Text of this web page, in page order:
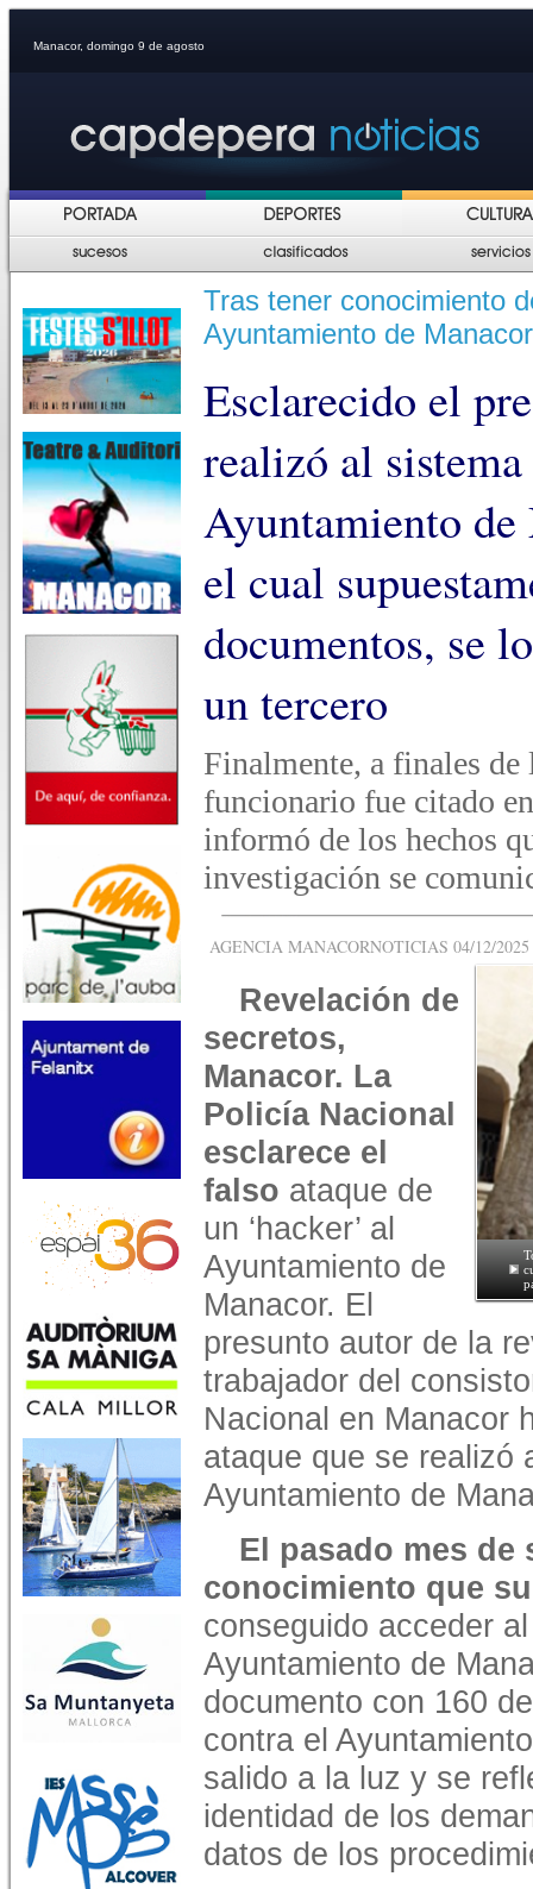
Manacor, domingo 9 de agosto
Tras tener conocimiento
Ayuntamiento de Manacor
Esclarecido el
realizó al
Ayuntamiento
el cual
documentos, se
un tercero
Finalmente, a finales de
funcionario fue citado
informó de los hechos
investigación se
AGENCIA MANACORNOTICIAS 04/12/
Revelación de
secretos,
Manacor. La
Policía Nacional
esclarece el
falso ataque de
un ‘hacker’ al
Ayuntamiento de
Manacor. El
presunto autor de la
trabajador del
Nacional en Manacor
ataque que se realizó
Ayuntamiento de
El pasado mes de
conocimiento que
conseguido acceder
Ayuntamiento de
documento con 160
contra el
salido a la luz y se
identidad de los
datos de los